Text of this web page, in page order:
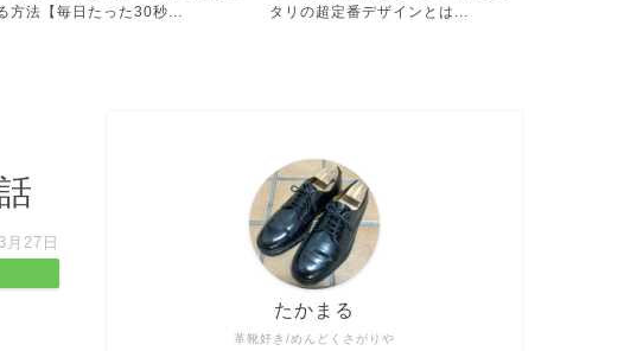
リの超定番デザインとは...
選び方【面倒くさがり向け...
27日
革靴好き/めんどくさがりや
たかまる